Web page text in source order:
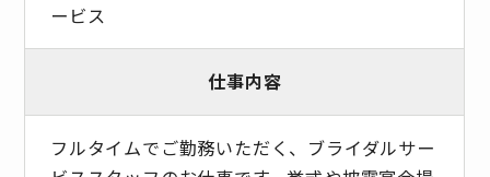
ービス
仕事内容
フルタイムでご勤務いただく、ブライダルサー